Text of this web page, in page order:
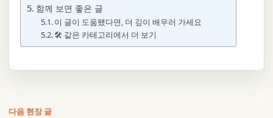
함께 보면 좋은 글
이 글이 도움됐다면, 더 깊이 배우러 가세요
🛠️ 같은 카테고리에서 더 보기
다음 현장 글